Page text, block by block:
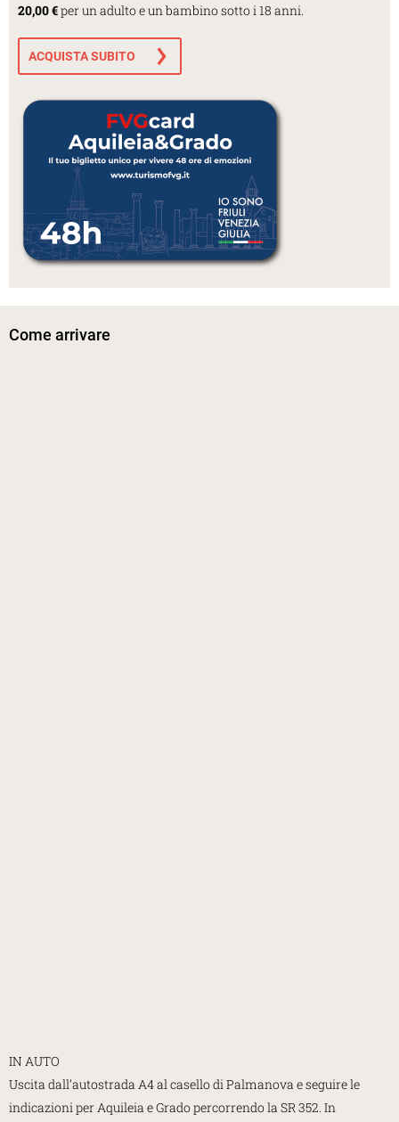
20,00 €per un adulto e un bambino sotto i 18 anni.
ACQUISTA SUBITO
Come arrivare
IN AUTO
Uscita dall’autostrada A4 al casello di Palmanova e seguire le
indicazioni per Aquileia e Grado percorrendo la SR 352. In